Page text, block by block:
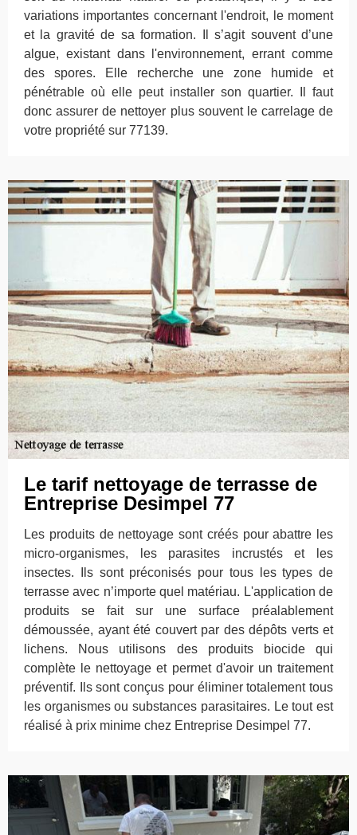
variations importantes concernant l'endroit, le moment
et la gravité de sa formation. Il s’agit souvent d’une
algue, existant dans l'environnement, errant comme
des spores. Elle recherche une zone humide et
pénétrable où elle peut installer son quartier. Il faut
donc assurer de nettoyer plus souvent le carrelage de
votre propriété sur 77139.
Le tarif nettoyage de terrasse de
Entreprise Desimpel 77
Les produits de nettoyage sont créés pour abattre les
micro-organismes, les parasites incrustés et les
insectes. Ils sont préconisés pour tous les types de
terrasse avec n’importe quel matériau. L'application de
produits se fait sur une surface préalablement
démoussée, ayant été couvert par des dépôts verts et
lichens. Nous utilisons des produits biocide qui
complète le nettoyage et permet d'avoir un traitement
préventif. Ils sont conçus pour éliminer totalement tous
les organismes ou substances parasitaires. Le tout est
réalisé à prix minime chez Entreprise Desimpel 77.